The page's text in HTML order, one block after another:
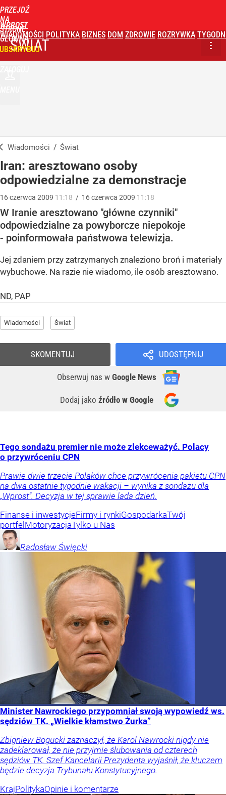
PRZEJDŹ
NA
STRONĘ
GŁÓWNĄ
WPROST
WIADOMOŚCI POLITYKA BIZNES DOM ZDROWIE ROZRYWKA
ŚWIAT
Wiadomości / Świat
Iran: aresztowano osoby
odpowiedzialne za demonstracje
16czerwca 2009 11:18 / 16czerwca 2009 11:18
W Iranie aresztowano "główne czynniki"
odpowiedzialne za powyborcze niepokoje
- poinformowała państwowa telewizja.
Jej zdaniem przy zatrzymanych znaleziono broń i materiały
wybuchowe. Na razie nie wiadomo, ile osób aresztowano.
ND, PAP
Wiadomości Świat
UDOSTĘPNIJ
Obserwuj nas w Google News
Dodaj jako źródło w Google
SKOMENTUJ
Tego sondażu premier nie może zlekceważyć. Polacy
o przywróceniu CPN
Prawie dwie trzecie Polaków chce przywrócenia pakietu CPN
na dwa ostatnie tygodnie wakacji – wynika z sondażu dla
„Wprost”. Decyzja w tej sprawie lada dzień.
Finanse i inwestycjeFirmy i rynkiGospodarkaTwój
portfel MotoryzacjaTylko u Nas
Radosław Święcki
Minister Nawrockiego przypomniał swoją wypowiedź ws.
sędziów TK. „Wielkie kłamstwo Żurka”
Zbigniew Bogucki zaznaczył, że Karol Nawrocki nigdy nie
zadeklarował, że nie przyjmie ślubowania od czterech
sędziów TK. Szef Kancelarii Prezydenta wyjaśnił, że kluczem
będzie decyzja Trybunału Konstytucyjnego.
KrajPolitykaOpinie i komentarze